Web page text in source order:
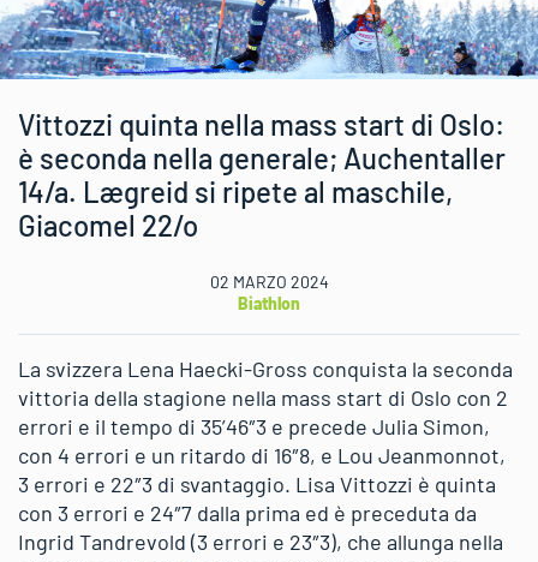
Vittozzi quinta nella mass start di Oslo:
è seconda nella generale; Auchentaller
14/a. Lægreid si ripete al maschile,
Giacomel 22/o
02 MARZO 2024
Biathlon
La svizzera Lena Haecki-Gross conquista la seconda
vittoria della stagione nella mass start di Oslo con 2
errori e il tempo di 35’46″3 e precede Julia Simon,
con 4 errori e un ritardo di 16″8, e Lou Jeanmonnot,
3 errori e 22″3 di svantaggio. Lisa Vittozzi è quinta
con 3 errori e 24″7 dalla prima ed è preceduta da
Ingrid Tandrevold (3 errori e 23″3), che allunga nella